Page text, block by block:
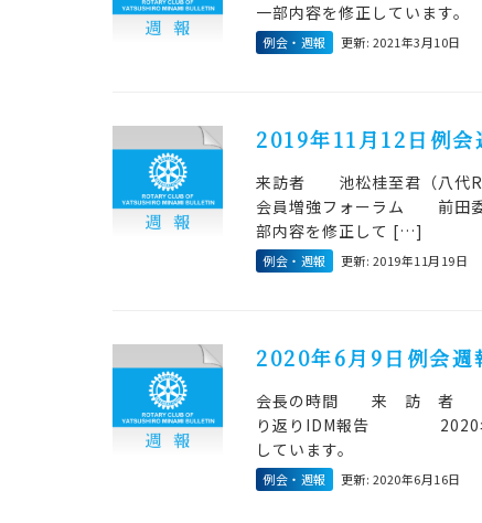
一部内容を修正しています。
例会・週報 更新: 2021年3月10日
2019年11月12日例会
来訪者 池松桂至君（八
会員増強フォーラム 前田委
部内容を修正して […]
例会・週報 更新: 2019年11月19日
2020年6月9日例会週
会長の時間 来 訪
り返りIDM報告 2020年6
しています。
例会・週報 更新: 2020年6月16日